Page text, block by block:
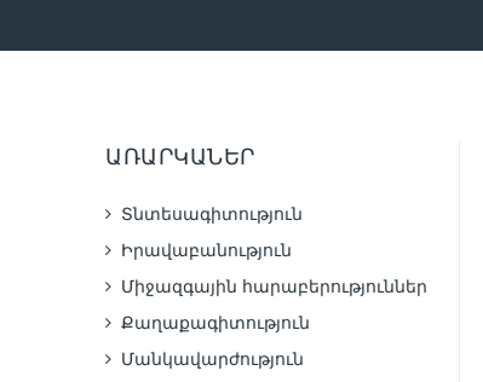
ԱՌԱՐԿԱՆԵՐ
Տնտեսագիտություն
Իրավաբանություն
Միջազգային հարաբերություններ
Քաղաքագիտություն
Մանկավարժություն